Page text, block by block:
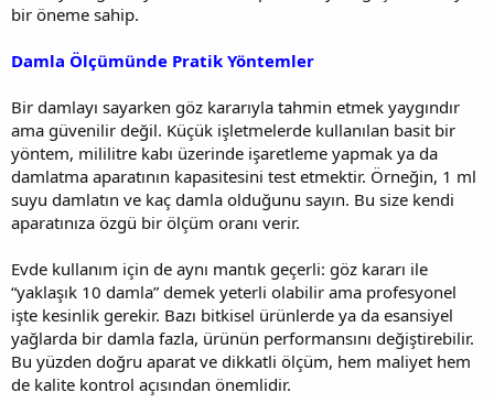
bir öneme sahip.
Damla Ölçümünde Pratik Yöntemler
Bir damlayı sayarken göz kararıyla tahmin etmek yaygındır
ama güvenilir değil. Küçük işletmelerde kullanılan basit bir
yöntem, mililitre kabı üzerinde işaretleme yapmak ya da
damlatma aparatının kapasitesini test etmektir. Örneğin, 1 ml
suyu damlatın ve kaç damla olduğunu sayın. Bu size kendi
aparatınıza özgü bir ölçüm oranı verir.
Evde kullanım için de aynı mantık geçerli: göz kararı ile
“yaklaşık 10 damla” demek yeterli olabilir ama profesyonel
işte kesinlik gerekir. Bazı bitkisel ürünlerde ya da esansiyel
yağlarda bir damla fazla, ürünün performansını değiştirebilir.
Bu yüzden doğru aparat ve dikkatli ölçüm, hem maliyet hem
de kalite kontrol açısından önemlidir.